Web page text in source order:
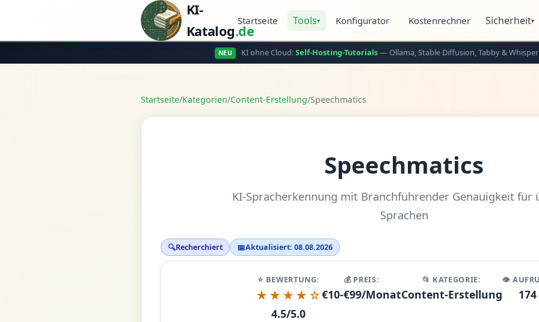
KI-
Katalog.de
Startseite Tools▾ Konfigurator Kostenrechner Sicherheit▾
NEU KI ohne Cloud:Self-Hosting-Tutorials— Ollama, Stable Diffusion, Tabby &
Startseite/Kategorien/Content-Erstellung/Speechmatics
Speechmatics
KI-Spracherkennung mit Branchführender Genauigkeit für
Sprachen
🔍Recherchiert 📅Aktualisiert: 08.08.2026
⭐ BEWERTUNG:
★★★★☆
4.5/5.0
💰 PREIS:
€10-€99/Monat
📂 KATEGORIE:
Content-Erstellung
👁️
174